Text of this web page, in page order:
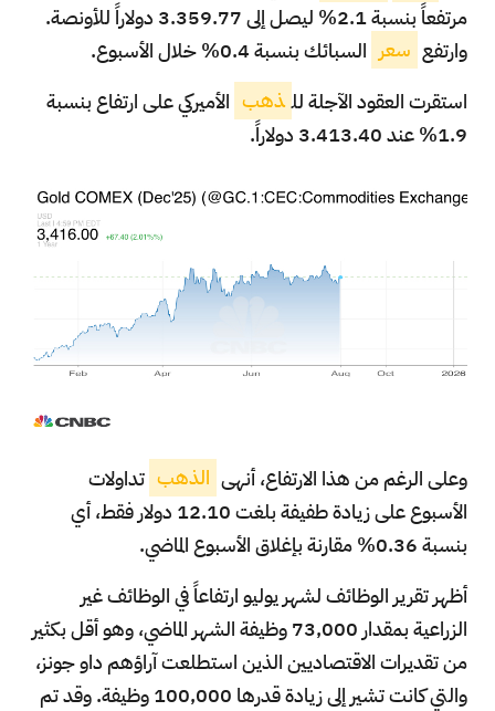
مرتفعاً بنسبة 2.1% ليصل إلى 3.359.77 دولاراً للأونصة.
وارتفع سعر السبائك بنسبة 0.4% خلال الأسبوع.
استقرت العقود الآجلة لل ذهب الأميركي على ارتفاع بنسبة
1.9% عند 3.413.40 دولاراً.
وعلى الرغم من هذا الارتفاع، أنهى الذهب تداولات
الأسبوع على زيادة طفيفة بلغت 12.10 دولار فقط، أي
بنسبة 0.36% مقارنة بإغلاق الأسبوع الماضي.
أظهر تقرير الوظائف لشهر يوليو ارتفاعاً في الوظائف غير
الزراعية بمقدار 73,000 وظيفة الشهر الماضي، وهو أقل بكثير
من تقديرات الاقتصاديين الذين استطلعت آراؤهم داو جونز،
والتي كانت تشير إلى زيادة قدرها 100,000 وظيفة. وقد تم